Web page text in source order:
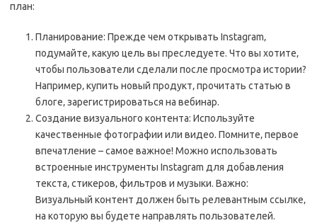
план:
Планирование: Прежде чем открывать Instagram‚
подумайте‚ какую цель вы преследуете. Что вы хотите‚
чтобы пользователи сделали после просмотра истории?
Например‚ купить новый продукт‚ прочитать статью в
блоге‚ зарегистрироваться на вебинар.
Создание визуального контента: Используйте
качественные фотографии или видео. Помните‚ первое
впечатление – самое важное! Можно использовать
встроенные инструменты Instagram для добавления
текста‚ стикеров‚ фильтров и музыки. Важно:
Визуальный контент должен быть релевантным ссылке‚
на которую вы будете направлять пользователей.